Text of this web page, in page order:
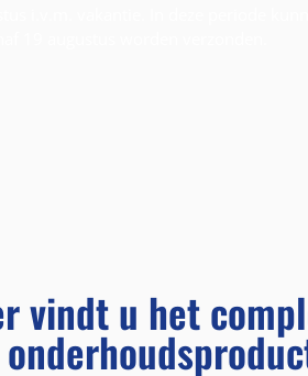
vindt u het